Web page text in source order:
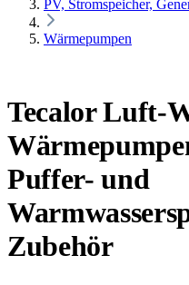
PV, Stromspeicher,
Wärmepumpen
Tecalor Luft-
Puffer- und
Zubehör